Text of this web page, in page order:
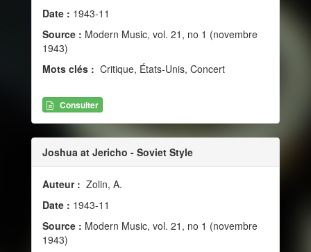
Date : 1943-11
Source : Modern Music, vol. 21, no 1 (novembre
1943)
Mots clés : Critique, États-Unis, Concert
Consulter
Joshua at Jericho - Soviet Style
Auteur : Zolin, A.
Date : 1943-11
Source : Modern Music, vol. 21, no 1 (novembre
1943)